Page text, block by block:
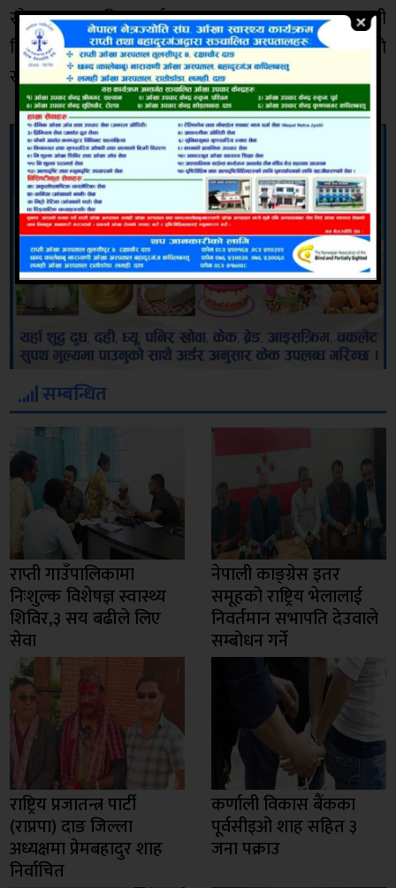
रहेका छन् । उनिहरुलाई अनुसन्धान तथा म्याद थपका लागी
जिल्ला बन कार्यालयमा उपस्थित गराउने तयारी थालिएको
सहायक बन अधिकृत चौधरीले बताए ।
सम्बन्धित
राप्ती गाउँपालिकामा
निःशुल्क विशेषज्ञ स्वास्थ्य
शिविर,३ सय बढीले लिए
सेवा
नेपाली काङ्ग्रेस इतर
समूहको राष्ट्रिय भेलालाई
निवर्तमान सभापति देउवाले
सम्बोधन गर्ने
राष्ट्रिय प्रजातन्त्र पार्टी
(राप्रपा) दाङ जिल्ला
अध्यक्षमा प्रेमबहादुर शाह
निर्वाचित
कर्णाली विकास बैंकका
पूर्वसीइओ शाह सहित ३
जना पक्राउ